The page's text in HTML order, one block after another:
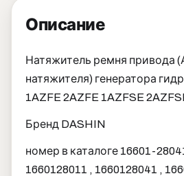
Описание
Натяжитель ремня привода
натяжителя) генератора
1AZFE 2AZFE 1AZFSE
Бренд DASHIN
номер в каталоге 16601-
1660128011 , 1660128041 ,